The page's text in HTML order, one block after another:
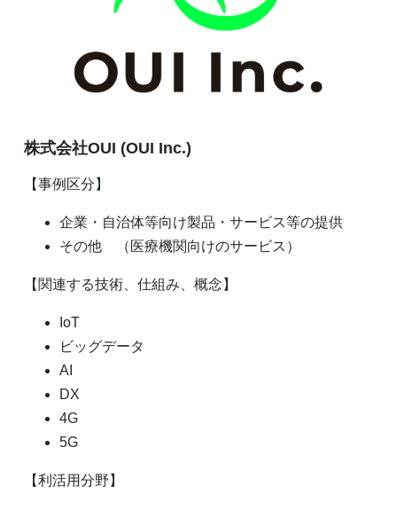
株式会社OUI (OUI Inc.)
【事例区分】
企業・自治体等向け製品・サービス等の提供
その他 （医療機関向けのサービス）
【関連する技術、仕組み、概念】
IoT
ビッグデータ
AI
DX
4G
5G
【利活用分野】